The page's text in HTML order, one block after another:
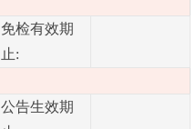
免检有效期
止:
公告生效期